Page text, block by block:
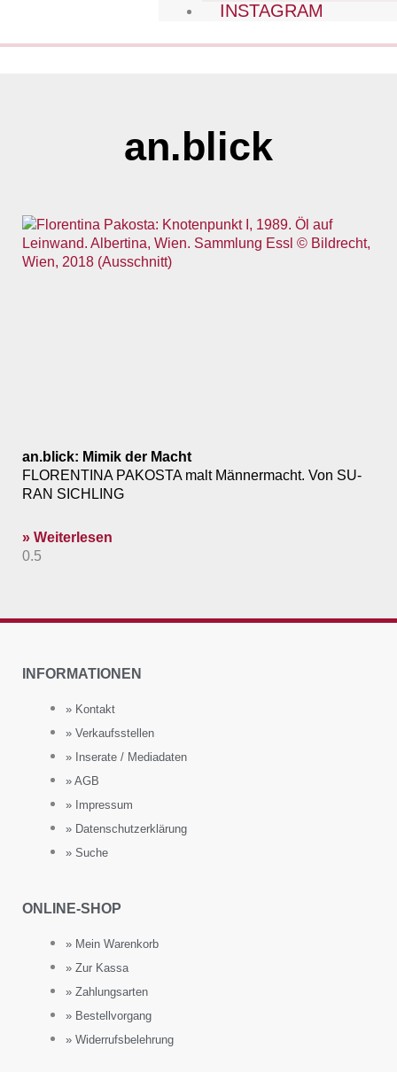
INSTAGRAM
an.blick
an.blick: Mimik der Macht
FLORENTINA PAKOSTA malt Männermacht. Von SU-
RAN SICHLING
» Weiterlesen
INFORMATIONEN
» Kontakt
» Verkaufsstellen
» Inserate / Mediadaten
» AGB
» Impressum
» Datenschutzerklärung
» Suche
ONLINE-SHOP
» Mein Warenkorb
» Zur Kassa
» Zahlungsarten
» Bestellvorgang
» Widerrufsbelehrung